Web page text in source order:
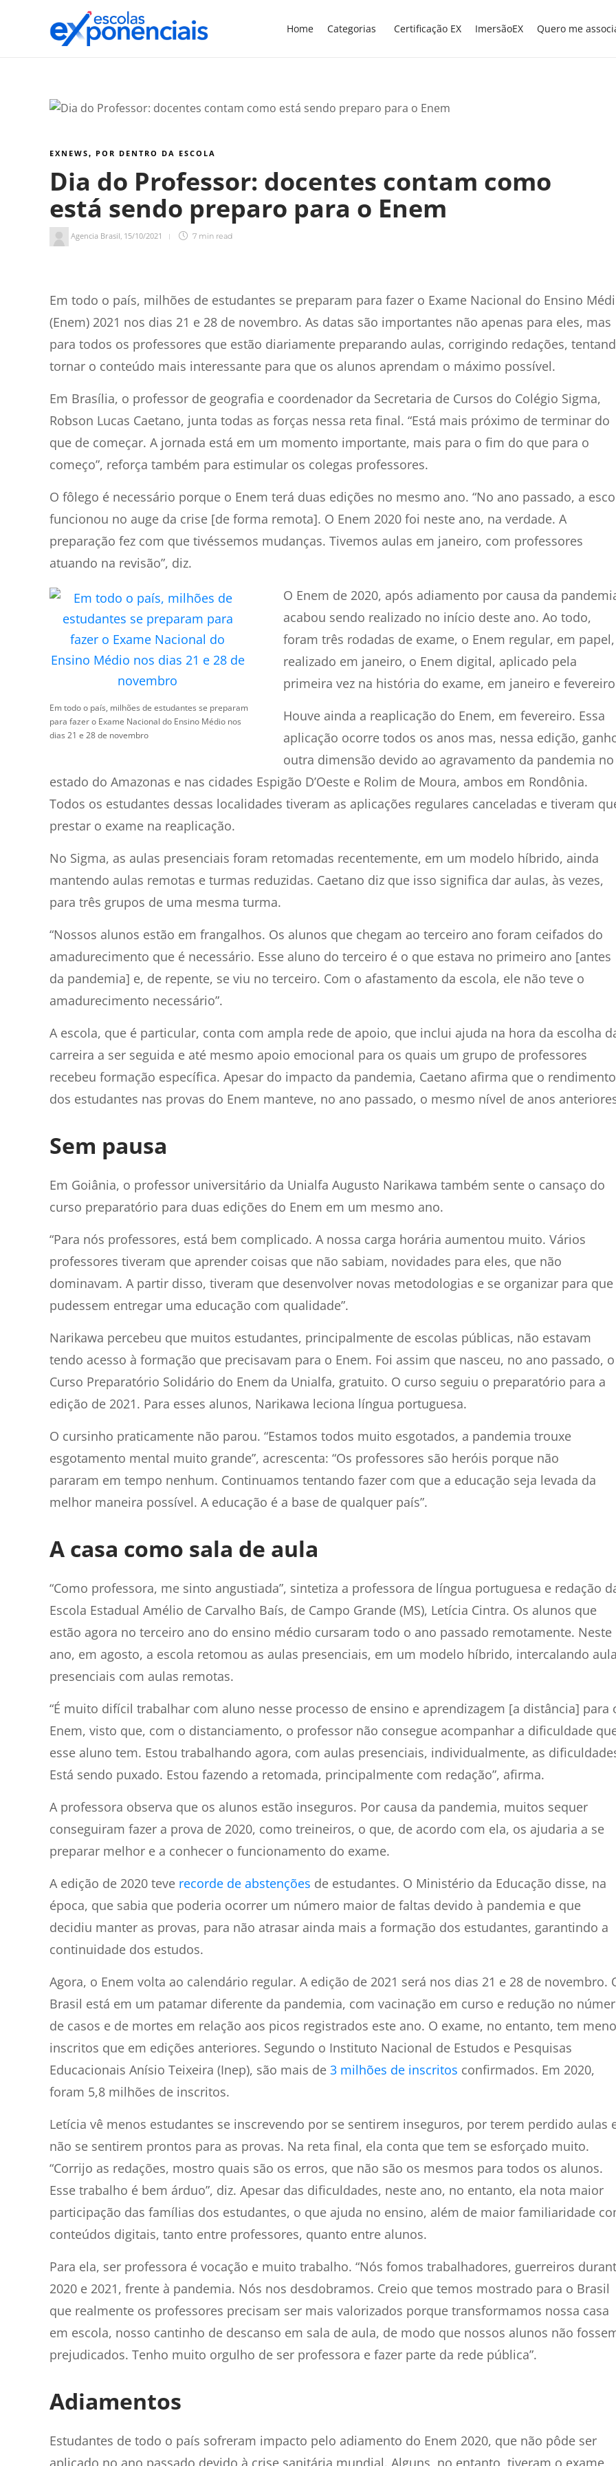
Home Categorias Certificação EX ImersãoEX Quero me
EXNEWS, POR DENTRO DA ESCOLA
Dia do Professor: docentes contam como
está sendo preparo para o Enem
Agencia Brasil, 15/10/2021 7 min read
Em todo o país, milhões de estudantes se preparam para fazer o Exame Nacional do Ensino
(Enem) 2021 nos dias 21 e 28 de novembro. As datas são importantes não apenas para eles, mas
para todos os professores que estão diariamente preparando aulas, corrigindo redações,
tornar o conteúdo mais interessante para que os alunos aprendam o máximo possível.
Em Brasília, o professor de geografia e coordenador da Secretaria de Cursos do Colégio Sigma,
Robson Lucas Caetano, junta todas as forças nessa reta final. “Está mais próximo de terminar do
que de começar. A jornada está em um momento importante, mais para o fim do que para o
começo”, reforça também para estimular os colegas professores.
O fôlego é necessário porque o Enem terá duas edições no mesmo ano. “No ano passado, a
funcionou no auge da crise [de forma remota]. O Enem 2020 foi neste ano, na verdade. A
preparação fez com que tivéssemos mudanças. Tivemos aulas em janeiro, com professores
atuando na revisão”, diz.
Em todo o país, milhões de estudantes se preparam
para fazer o Exame Nacional do Ensino Médio nos
dias 21 e 28 de novembro
O Enem de 2020, após adiamento por causa da
acabou sendo realizado no início deste ano. Ao todo,
foram três rodadas de exame, o Enem regular, em papel,
realizado em janeiro, o Enem digital, aplicado pela
primeira vez na história do exame, em janeiro e
Houve ainda a reaplicação do Enem, em fevereiro. Essa
aplicação ocorre todos os anos mas, nessa edição,
outra dimensão devido ao agravamento da pandemia no
estado do Amazonas e nas cidades Espigão D’Oeste e Rolim de Moura, ambos em Rondônia.
Todos os estudantes dessas localidades tiveram as aplicações regulares canceladas e tiveram
prestar o exame na reaplicação.
No Sigma, as aulas presenciais foram retomadas recentemente, em um modelo híbrido, ainda
mantendo aulas remotas e turmas reduzidas. Caetano diz que isso significa dar aulas, às vezes,
para três grupos de uma mesma turma.
“Nossos alunos estão em frangalhos. Os alunos que chegam ao terceiro ano foram ceifados do
amadurecimento que é necessário. Esse aluno do terceiro é o que estava no primeiro ano [antes
da pandemia] e, de repente, se viu no terceiro. Com o afastamento da escola, ele não teve o
amadurecimento necessário”.
A escola, que é particular, conta com ampla rede de apoio, que inclui ajuda na hora da escolha
carreira a ser seguida e até mesmo apoio emocional para os quais um grupo de professores
recebeu formação específica. Apesar do impacto da pandemia, Caetano afirma que o rendimento
dos estudantes nas provas do Enem manteve, no ano passado, o mesmo nível de anos
Sem pausa
Em Goiânia, o professor universitário da Unialfa Augusto Narikawa também sente o cansaço do
curso preparatório para duas edições do Enem em um mesmo ano.
“Para nós professores, está bem complicado. A nossa carga horária aumentou muito. Vários
professores tiveram que aprender coisas que não sabiam, novidades para eles, que não
dominavam. A partir disso, tiveram que desenvolver novas metodologias e se organizar para que
pudessem entregar uma educação com qualidade”.
Narikawa percebeu que muitos estudantes, principalmente de escolas públicas, não estavam
tendo acesso à formação que precisavam para o Enem. Foi assim que nasceu, no ano passado, o
Curso Preparatório Solidário do Enem da Unialfa, gratuito. O curso seguiu o preparatório para a
edição de 2021. Para esses alunos, Narikawa leciona língua portuguesa.
O cursinho praticamente não parou. “Estamos todos muito esgotados, a pandemia trouxe
esgotamento mental muito grande”, acrescenta: “Os professores são heróis porque não
pararam em tempo nenhum. Continuamos tentando fazer com que a educação seja levada da
melhor maneira possível. A educação é a base de qualquer país”.
A casa como sala de aula
“Como professora, me sinto angustiada”, sintetiza a professora de língua portuguesa e redação
Escola Estadual Amélio de Carvalho Baís, de Campo Grande (MS), Letícia Cintra. Os alunos que
estão agora no terceiro ano do ensino médio cursaram todo o ano passado remotamente. Neste
ano, em agosto, a escola retomou as aulas presenciais, em um modelo híbrido, intercalando
presenciais com aulas remotas.
“É muito difícil trabalhar com aluno nesse processo de ensino e aprendizagem [a distância] para
Enem, visto que, com o distanciamento, o professor não consegue acompanhar a dificuldade
esse aluno tem. Estou trabalhando agora, com aulas presenciais, individualmente, as
Está sendo puxado. Estou fazendo a retomada, principalmente com redação”, afirma.
A professora observa que os alunos estão inseguros. Por causa da pandemia, muitos sequer
conseguiram fazer a prova de 2020, como treineiros, o que, de acordo com ela, os ajudaria a se
preparar melhor e a conhecer o funcionamento do exame.
A edição de 2020 teve recorde de abstenções de estudantes. O Ministério da Educação disse, na
época, que sabia que poderia ocorrer um número maior de faltas devido à pandemia e que
decidiu manter as provas, para não atrasar ainda mais a formação dos estudantes, garantindo a
continuidade dos estudos.
Agora, o Enem volta ao calendário regular. A edição de 2021 será nos dias 21 e 28 de novembro.
Brasil está em um patamar diferente da pandemia, com vacinação em curso e redução no
de casos e de mortes em relação aos picos registrados este ano. O exame, no entanto, tem
inscritos que em edições anteriores. Segundo o Instituto Nacional de Estudos e Pesquisas
Educacionais Anísio Teixeira (Inep), são mais de 3 milhões de inscritos confirmados. Em 2020,
foram 5,8 milhões de inscritos.
Letícia vê menos estudantes se inscrevendo por se sentirem inseguros, por terem perdido aulas
não se sentirem prontos para as provas. Na reta final, ela conta que tem se esforçado muito.
“Corrijo as redações, mostro quais são os erros, que não são os mesmos para todos os alunos.
Esse trabalho é bem árduo”, diz. Apesar das dificuldades, neste ano, no entanto, ela nota maior
participação das famílias dos estudantes, o que ajuda no ensino, além de maior familiaridade
conteúdos digitais, tanto entre professores, quanto entre alunos.
Para ela, ser professora é vocação e muito trabalho. “Nós fomos trabalhadores, guerreiros
2020 e 2021, frente à pandemia. Nós nos desdobramos. Creio que temos mostrado para o Brasil
que realmente os professores precisam ser mais valorizados porque transformamos nossa casa
em escola, nosso cantinho de descanso em sala de aula, de modo que nossos alunos não
prejudicados. Tenho muito orgulho de ser professora e fazer parte da rede pública”.
Adiamentos
Estudantes de todo o país sofreram impacto pelo adiamento do Enem 2020, que não pôde ser
aplicado no ano passado devido à crise sanitária mundial. Alguns, no entanto, tiveram o exame